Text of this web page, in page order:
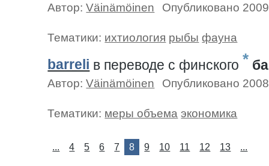
Автор:Väinämöinen Опубликовано
Тематики: ихтиология рыбы фауна
barreli в переводе c финского *
Автор:Väinämöinen Опубликовано
Тематики: меры объема экономика
... 4 5 6 7 8 9 10 11 12 13 ...